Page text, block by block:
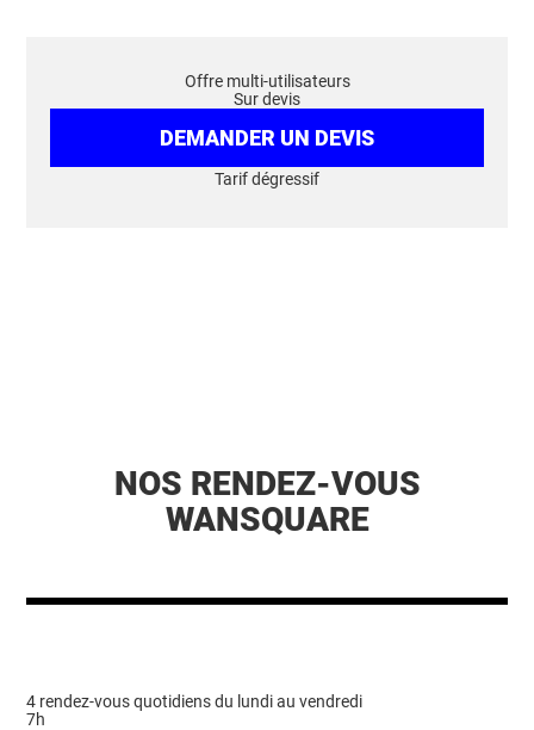
Offre multi-utilisateurs
Sur devis
DEMANDER UN DEVIS
Tarif dégressif
NOS RENDEZ-VOUS
WANSQUARE
4 rendez-vous quotidiens du lundi au vendredi
7h